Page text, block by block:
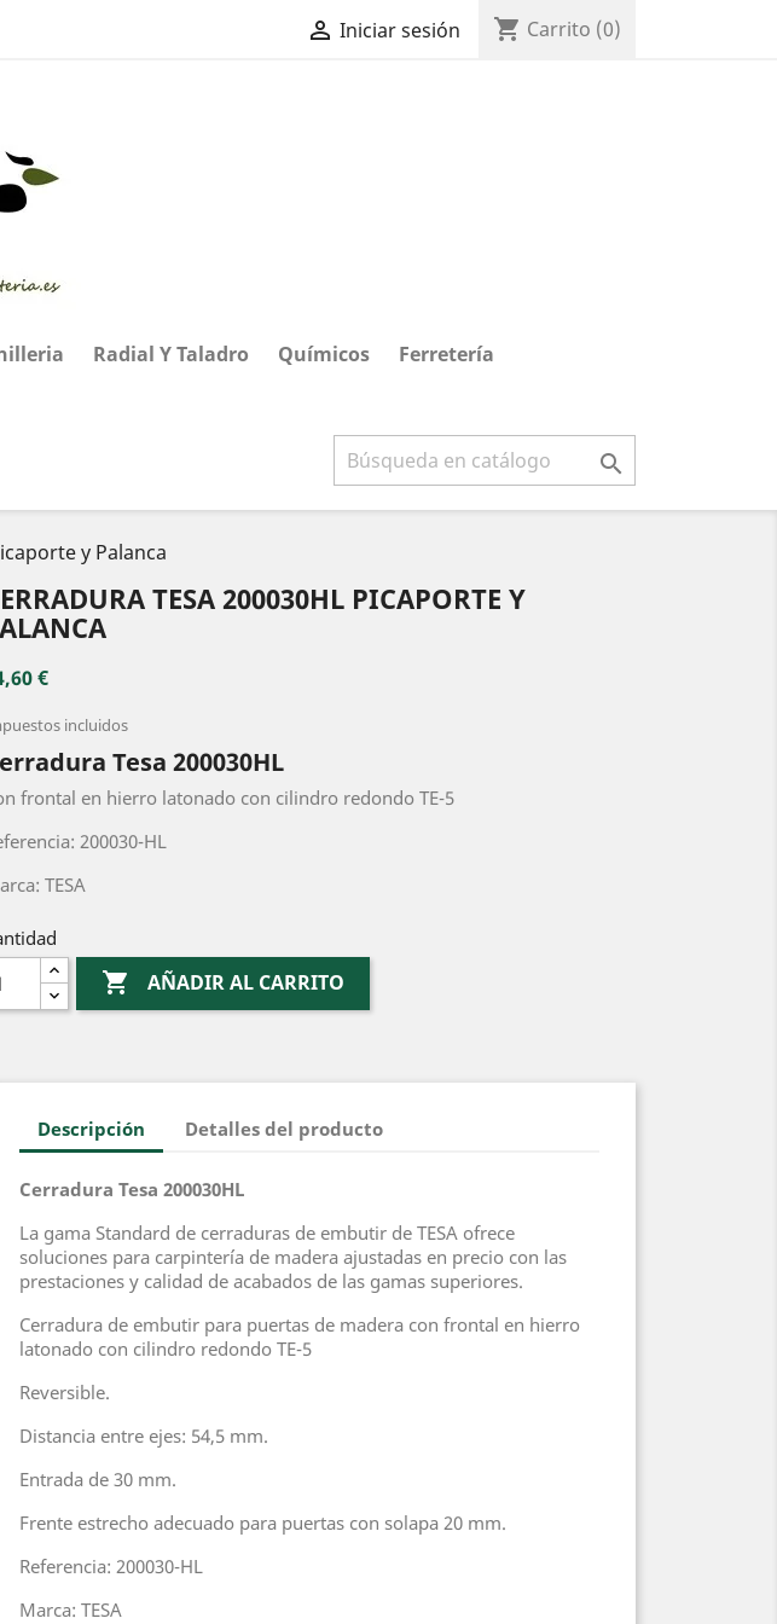
 Iniciar sesión shopping_cart Carrito (0)
Radial Y Taladro Químicos
Ferretería

y Palanca
TESA 200030HL PICAPORTE Y
€
incluidos
Tesa 200030HL
frontal en hierro latonado con cilindro redondo TE-5
200030-HL
TESA
 AÑADIR AL CARRITO
Descripción Detalles del producto
Cerradura Tesa 200030HL
La gama Standard de cerraduras de embutir de TESA ofrece
soluciones para carpintería de madera ajustadas en precio con las
prestaciones y calidad de acabados de las gamas superiores.
Cerradura de embutir para puertas de madera con frontal en hierro
latonado con cilindro redondo TE-5
Reversible.
Distancia entre ejes: 54,5 mm.
Entrada de 30 mm.
Frente estrecho adecuado para puertas con solapa 20 mm.
Referencia: 200030-HL
Marca: TESA